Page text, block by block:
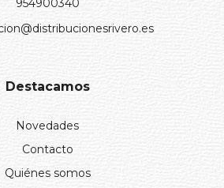
954900340
Destacamos
Novedades
Contacto
Quiénes somos